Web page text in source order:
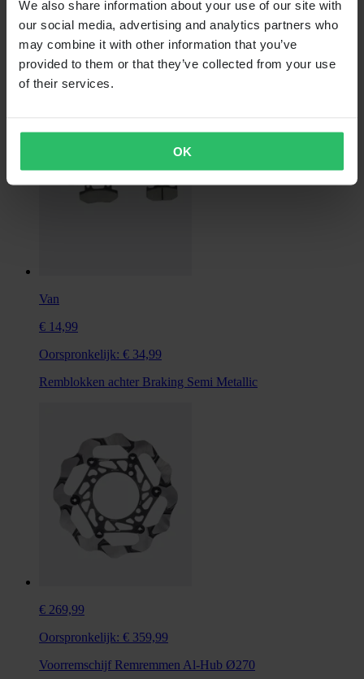
We also share information about your use of our site with
our social media, advertising and analytics partners who
may combine it with other information that you’ve
provided to them or that they’ve collected from your use
of their services.
OK
Oorspronkelijk: € 197,99
Voorremschijf Braking Wave Semi-Floating Steel Ø260
Van
€ 14,99
Oorspronkelijk: € 34,99
Remblokken achter Braking Semi Metallic
€ 269,99
Oorspronkelijk: € 359,99
Voorremschijf Remremmen Al-Hub Ø270